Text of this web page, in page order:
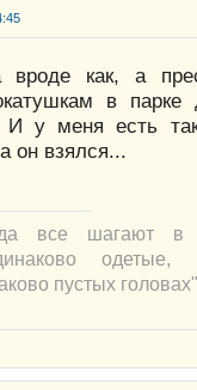
как, а
в парке
И у меня есть
он взялся...
все шагают в
одетые,
пустых